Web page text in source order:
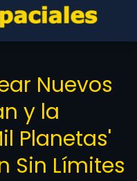
Nuevos
y la
Planetas'
Sin Límites